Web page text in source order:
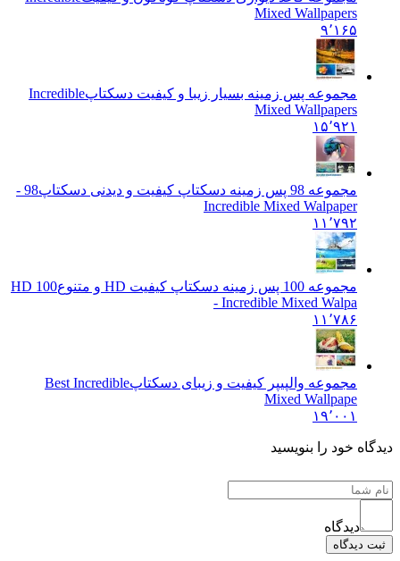
Mixed Wallpapers
۹٬۱۶۵
مجموعه پس زمینه بسیار زیبا و کیفیت دسکتاپIncredible
Mixed Wallpapers
۱۵٬۹۲۱
مجموعه 98 پس زمینه دسکتاپ کیفیت و دیدنی دسکتاپ
98 -
Incredible Mixed Walpaper
۱۱٬۷۹۲
مجموعه 100 پس زمینه دسکتاپ کیفیت HD و متنوع
100 HD
- Incredible Mixed Walpa
۱۱٬۷۸۶
مجموعه والپیپر کیفیت و زیبای دسکتاپBest Incredible
Mixed Wallpape
۱۹٬۰۰۱
دیدگاه خود را بنویسید
دیدگاه
ثبت دیدگاه